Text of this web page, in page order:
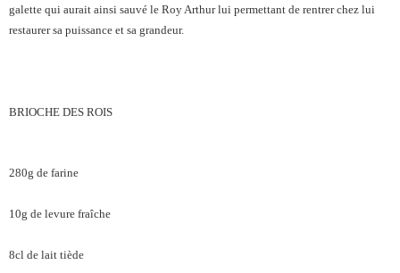
galette qui aurait ainsi sauvé le Roy Arthur lui permettant de rentrer chez lui
restaurer sa puissance et sa grandeur.
BRIOCHE DES ROIS
280g de farine
10g de levure fraîche
8cl de lait tiède